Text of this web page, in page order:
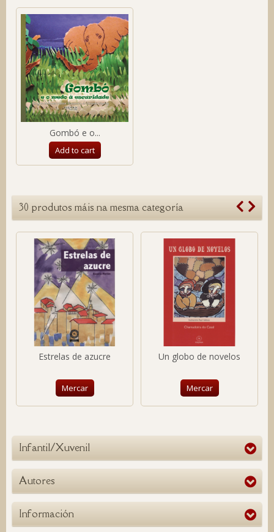
Gombó e o...
Add to cart
30 produtos máis na mesma categoría
Estrelas de azucre
Mercar
Un globo de novelos
Mercar
Infantil/Xuvenil
Autores
Información